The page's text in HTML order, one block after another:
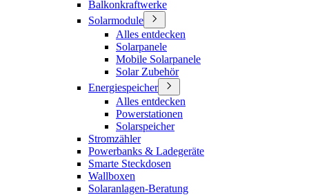
Balkonkraftwerke
Solarmodule
Alles entdecken
Solarpanele
Mobile Solarpanele
Solar Zubehör
Energiespeicher
Alles entdecken
Powerstationen
Solarspeicher
Stromzähler
Powerbanks & Ladegeräte
Smarte Steckdosen
Wallboxen
Solaranlagen-Beratung